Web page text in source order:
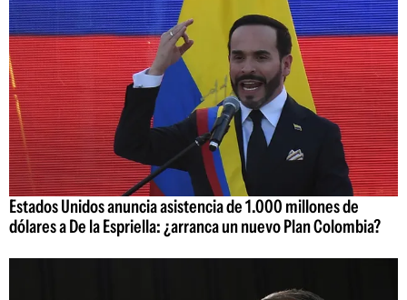
Estados Unidos anuncia asistencia de 1.000 millones de
dólares a De la Espriella: ¿arranca un nuevo Plan Colombia?